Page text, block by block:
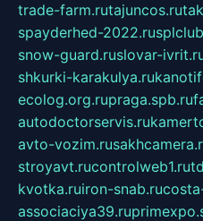
trade-farm.rutajuncos.ru
spayderhed-2022.ru
snow-guard.ruslovar-
shkurki-karakulya.ru
ecolog.org.rupraga.spb.ru
autodoctorservis.ru
avto-vozim.ru
stroyavt.rucontrolweb1.ru
kvotka.ruiron-snab.ru
associaciya39.ru